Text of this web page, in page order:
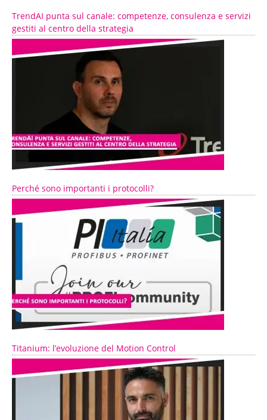
TrendAI punta sul canale: competenze, consulenza e servizi
gestiti al centro della strategia
Perché sono importanti i protocolli?
Titanium: l’evoluzione del Motion Control